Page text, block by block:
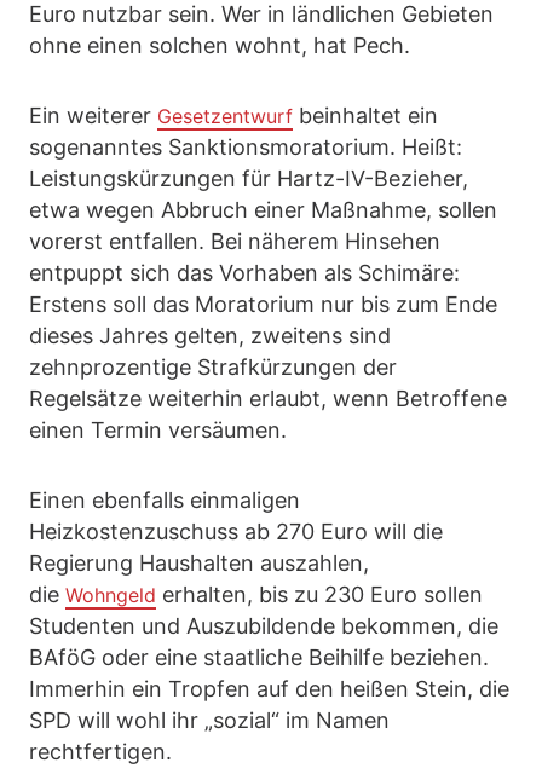
Euro nutzbar sein. Wer in ländlichen Gebieten
ohne einen solchen wohnt, hat Pech.
Ein weiterer Gesetzentwurf beinhaltet ein
sogenanntes Sanktionsmoratorium. Heißt:
Leistungskürzungen für Hartz-IV-Bezieher,
etwa wegen Abbruch einer Maßnahme, sollen
vorerst entfallen. Bei näherem Hinsehen
entpuppt sich das Vorhaben als Schimäre:
Erstens soll das Moratorium nur bis zum Ende
dieses Jahres gelten, zweitens sind
zehnprozentige Strafkürzungen der
Regelsätze weiterhin erlaubt, wenn Betroffene
einen Termin versäumen.
Einen ebenfalls einmaligen
Heizkostenzuschuss ab 270 Euro will die
Regierung Haushalten auszahlen,
die Wohngeld erhalten, bis zu 230 Euro sollen
Studenten und Auszubildende bekommen, die
BAföG oder eine staatliche Beihilfe beziehen.
Immerhin ein Tropfen auf den heißen Stein, die
SPD will wohl ihr „sozial“ im Namen
rechtfertigen.